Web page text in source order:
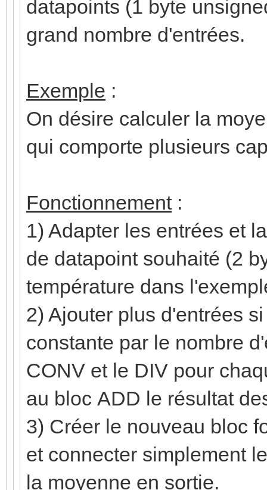
datapoints (1 byte
grand nombre d'entrées.
Exemple :
On désire calculer la
qui comporte plusieurs
Fonctionnement:
1) Adapter les entrées et
de datapoint souhaité (2
température dans
2) Ajouter plus d'entrées
constante par le nombre
CONV et le DIV pour
au bloc ADD le résultat
3) Créer le nouveau bloc
et connecter simplement
la moyenne en sortie.